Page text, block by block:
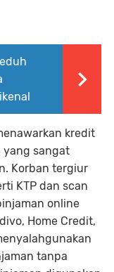
kredit
yang sangat
Korban tergiur
KTP dan scan
online
Home Credit,
tanpa